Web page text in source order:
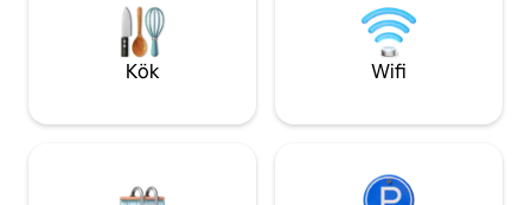
stränder, är det den perfekta platsen för
avkoppling och utforskning.
Kök Wifi